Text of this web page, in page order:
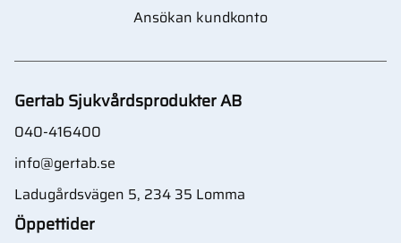
Ansökan kundkonto
Gertab Sjukvårdsprodukter AB
040-416400
info@gertab.se
Ladugårdsvägen 5, 234 35 Lomma
Öppettider